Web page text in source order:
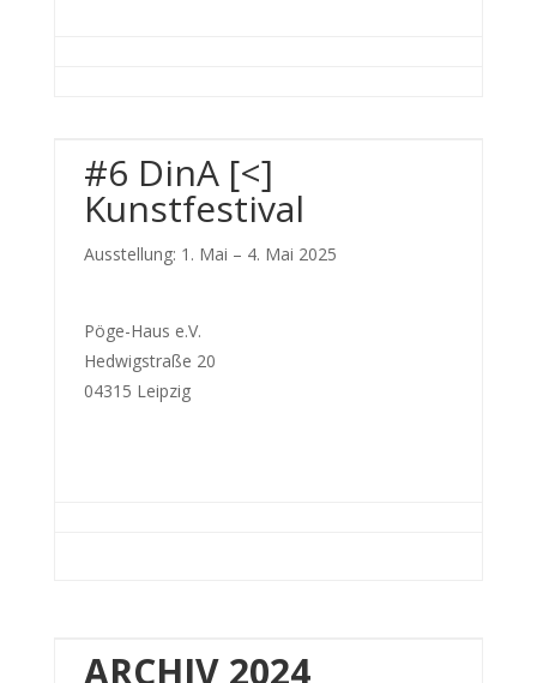
#6 DinA [<]
Kunstfestival
Ausstellung: 1. Mai – 4. Mai 2025
Pöge-Haus e.V.
Hedwigstraße 20
04315 Leipzig
ARCHIV 2024